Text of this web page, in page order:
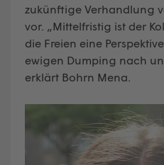
zukünftige Verhandlung
vor. „Mittelfristig ist der
die Freien eine
ewigen Dumping nach
erklärt Bohrn Mena.